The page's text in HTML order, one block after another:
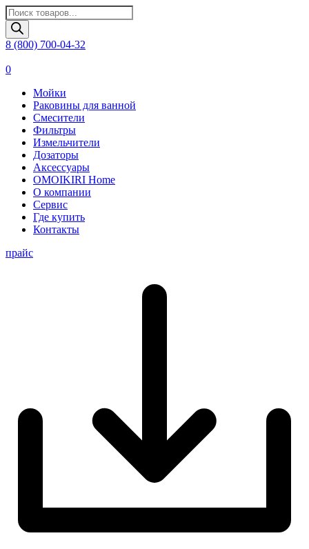
Поиск
товаров
8 (800) 700-04-32
0
Мойки
Раковины для ванной
Смесители
Фильтры
Измельчители
Дозаторы
Аксессуары
OMOIKIRI Home
О компании
Сервис
Где купить
Контакты
прайс